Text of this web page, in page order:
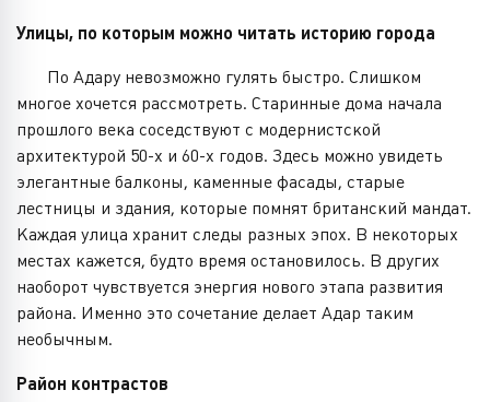
Улицы, по которым можно читать историю города
По Адару невозможно гулять быстро. Слишком
многое хочется рассмотреть. Старинные дома начала
прошлого века соседствуют с модернистской
архитектурой 50-х и 60-х годов. Здесь можно увидеть
элегантные балконы, каменные фасады, старые
лестницы и здания, которые помнят британский мандат.
Каждая улица хранит следы разных эпох. В некоторых
местах кажется, будто время остановилось. В других
наоборот чувствуется энергия нового этапа развития
района. Именно это сочетание делает Адар таким
необычным.
Район контрастов